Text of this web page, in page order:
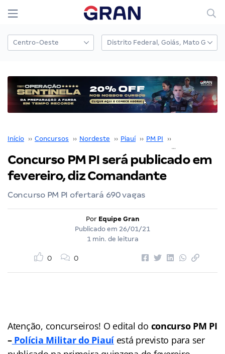
Início ›› Concursos ›› Nordeste ›› Piauí ›› PM PI ››
Concurso PM PI será publicado em
fevereiro, diz Comandante
Concurso PM PI ofertará 690 vagas
Por Equipe Gran
Publicado em 26/01/21
1 min. de leitura
0 0
Atenção, concurseiros! O edital do concurso PM PI
–Polícia Militar do Piauíestá previsto para ser